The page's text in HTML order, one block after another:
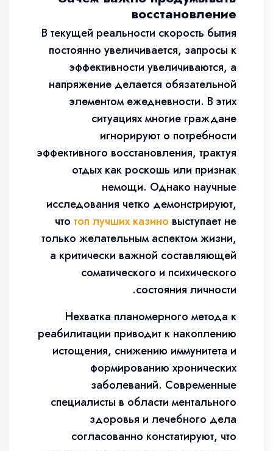
восстановление
В текущей реальности скорость бытия
постоянно увеличивается, запросы к
эффективности увеличиваются, а
напряжение делается обязательной
элементом ежедневности. В этих
ситуациях многие граждане
игнорируют о потребности
эффективного восстановления, трактуя
отдых как роскошь или признак
немощи. Однако научные
исследования четко демонстрируют,
что топ лучших казино выступает не
только желательным аспектом жизни,
а критически важной составляющей
соматического и психического
состояния личности.
Нехватка планомерного метода к
реабилитации приводит к накоплению
истощения, снижению иммунитета и
формированию хронических
заболеваний. Современные
специалисты в области ментального
здоровья и лечебного дела
согласованно констатируют, что